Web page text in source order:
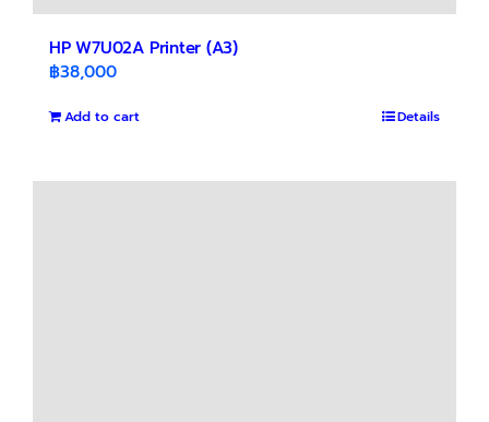
HP W7U02A Printer (A3)
฿38,000
Add to cart Details